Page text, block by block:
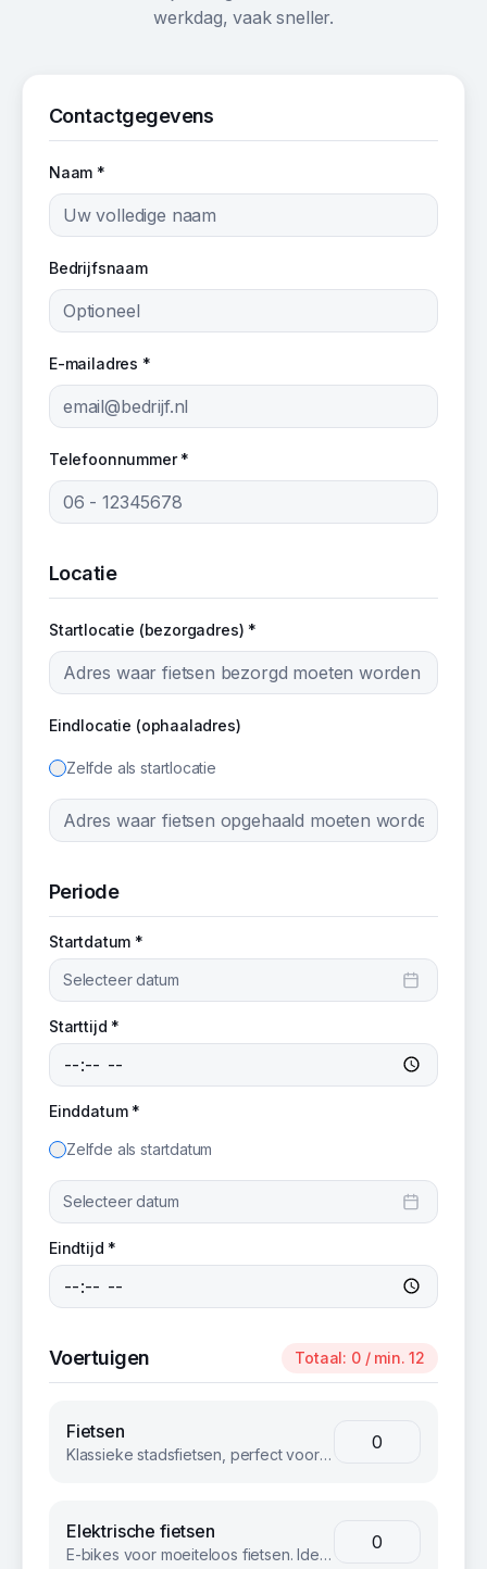
werkdag, vaak sneller.
Contactgegevens
Naam *
Bedrijfsnaam
E-mailadres *
Telefoonnummer *
Locatie
Startlocatie (bezorgadres) *
Eindlocatie (ophaaladres)
Zelfde als startlocatie
Periode
Startdatum *
Selecteer datum
Starttijd *
Einddatum *
Zelfde als startdatum
Selecteer datum
Eindtijd *
Voertuigen Totaal: 0/ min. 12
Fietsen
Klassieke stadsfietsen, perfect voor groepsuitjes en bedrijfsevents. Betrouwbaar en comfortabel voor iedereen.
Elektrische fietsen
E-bikes voor moeiteloos fietsen. Ideaal voor langere afstanden of heuvelachtig terrein.